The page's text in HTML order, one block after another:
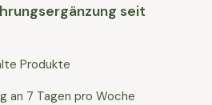
seit
Produkte
an 7 Tagen pro Woche